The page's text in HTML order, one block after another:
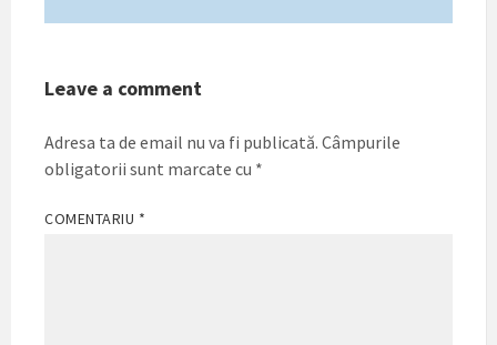
Leave a comment
Adresa ta de email nu va fi publicată. Câmpurile
obligatorii sunt marcate cu *
COMENTARIU *